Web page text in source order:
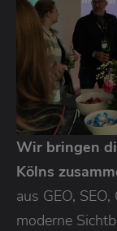
Wir bringen
Kölns
aus GEO,
moderne